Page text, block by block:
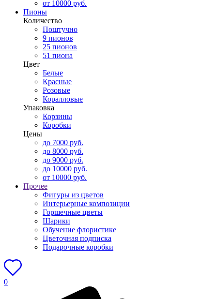
от 10000 руб.
Пионы
Количество
Поштучно
9 пионов
25 пионов
51 пиона
Цвет
Белые
Красные
Розовые
Коралловые
Упаковка
Корзины
Коробки
Цены
до 7000 руб.
до 8000 руб.
до 9000 руб.
до 10000 руб.
от 10000 руб.
Прочее
Фигуры из цветов
Интерьерные композиции
Горшечные цветы
Шарики
Обучение флористике
Цветочная подписка
Подарочные коробки
0